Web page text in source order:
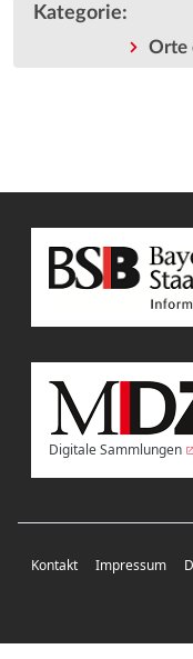
Kategorie:
Orte
Digitale Sammlungen
Kontakt Impressum